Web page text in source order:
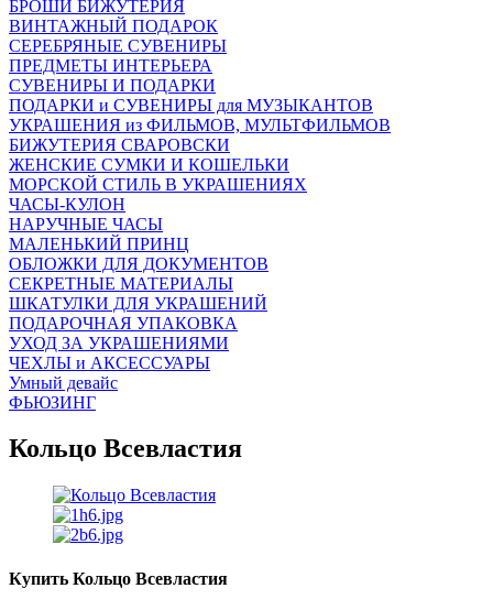
БРОШИ БИЖУТЕРИЯ
ВИНТАЖНЫЙ ПОДАРОК
СЕРЕБРЯНЫЕ СУВЕНИРЫ
ПРЕДМЕТЫ ИНТЕРЬЕРА
СУВЕНИРЫ И ПОДАРКИ
ПОДАРКИ и СУВЕНИРЫ для МУЗЫКАНТОВ
УКРАШЕНИЯ из ФИЛЬМОВ, МУЛЬТФИЛЬМОВ
БИЖУТЕРИЯ СВАРОВСКИ
ЖЕНСКИЕ СУМКИ И КОШЕЛЬКИ
МОРСКОЙ СТИЛЬ В УКРАШЕНИЯХ
ЧАСЫ-КУЛОН
НАРУЧНЫЕ ЧАСЫ
МАЛЕНЬКИЙ ПРИНЦ
ОБЛОЖКИ ДЛЯ ДОКУМЕНТОВ
СЕКРЕТНЫЕ МАТЕРИАЛЫ
ШКАТУЛКИ ДЛЯ УКРАШЕНИЙ
ПОДАРОЧНАЯ УПАКОВКА
УХОД ЗА УКРАШЕНИЯМИ
ЧEХЛЫ и АКСЕССУАРЫ
Умный девайс
ФЬЮЗИНГ
Кольцо Всевластия
Купить Кольцо Всевластия